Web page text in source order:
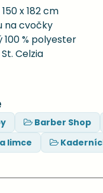
x 182 cm
na cvočky
% polyester
Celzia
Barber Shop
limce